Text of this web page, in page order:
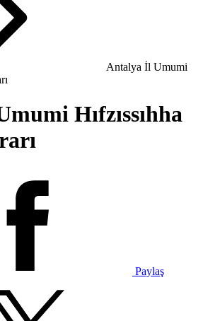
Antalya İl Umumi
Hıfzıssıhha
Paylaş